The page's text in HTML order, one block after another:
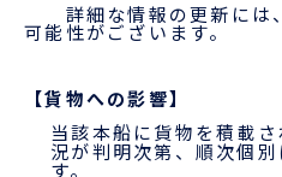
ENGLISH
詳細な情報の更新には
可能性がございます。
【貨物への影響】
当該本船に貨物を積載
況が判明次第、順次個別
す。